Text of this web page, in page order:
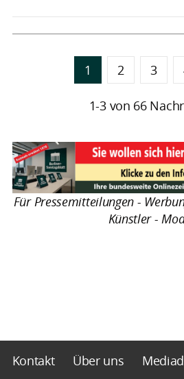
1 2 3
1-3 von 66
Für Pressemitteilungen -
Künstler -
Kontakt Über uns